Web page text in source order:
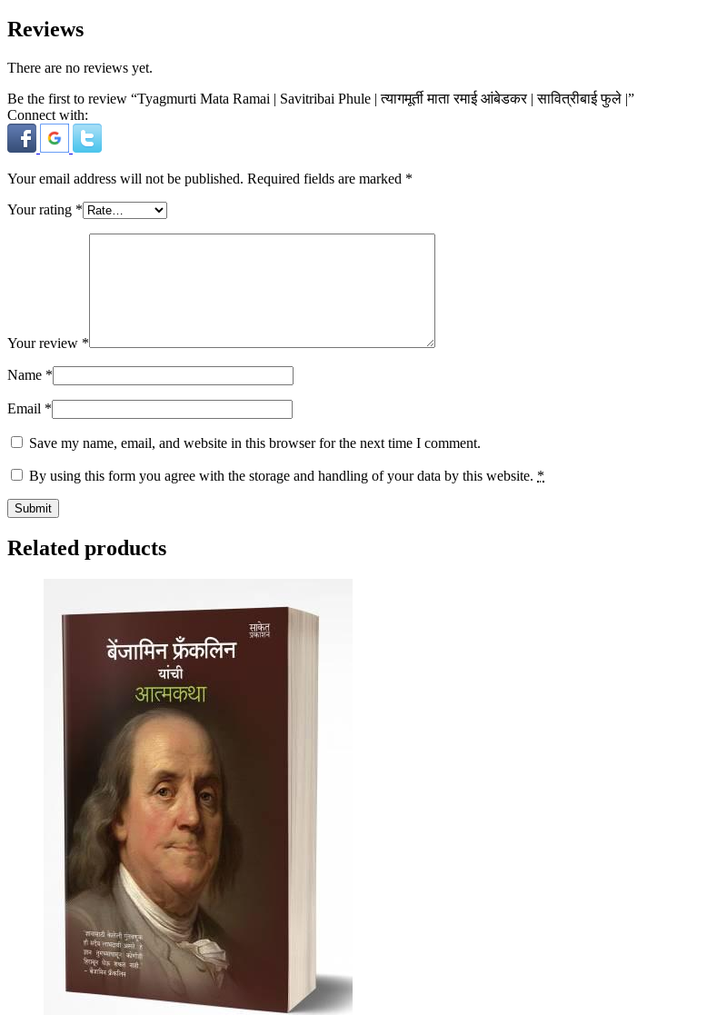
Reviews
There are no reviews yet.
Be the first to review “Tyagmurti Mata Ramai | Savitribai Phule | त्यागमूर्ती माता रमाई आंबेडकर | सावित्रीबाई फुले |”
Connect with:
Your email address will not be published. Required fields are marked *
Your rating *
Your review *
Name *
Email *
Save my name, email, and website in this browser for the next time I comment.
By using this form you agree with the storage and handling of your data by this website. *
Related products